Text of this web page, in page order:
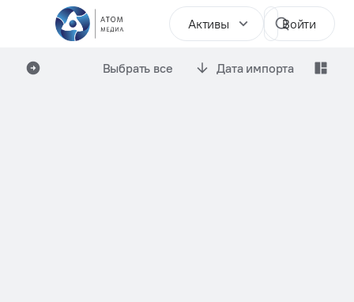
Активы Войти
Выбрать все Дата импорта